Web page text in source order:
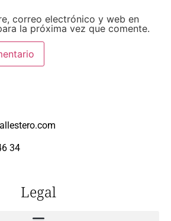
correo electrónico y web en
la próxima vez que comente.
34
Legal